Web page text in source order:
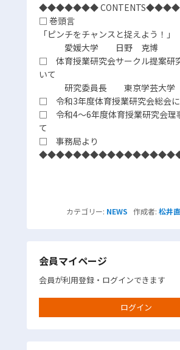
◆◆◆◆◆◆◆
□ 巻頭言
「ピンチをチャンスと捉えよう！」
愛媛大学 日野 克博
□ 体育授業研究会サークル提案研
いて
研究委員長 東京学芸大
□ 令和3年度体育授業研究会総会に
□ 令和4～6年度体育授業研究会理
て
□ 事務局より
カテゴリー: NEWS 作成者: 松井
会員マイページ
会員が利用登録・ログインできます
ログイン